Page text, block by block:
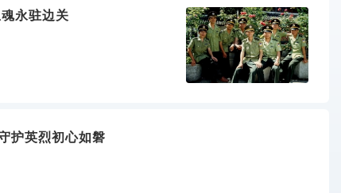
永驻边关
护英烈初心如磐